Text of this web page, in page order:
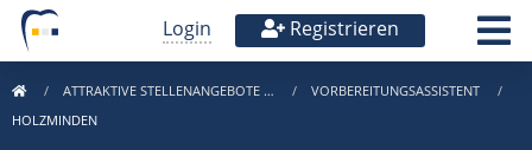
Login Registrieren
ATTRAKTIVE STELLENANGEBOTE …
VORBEREITUNGSASSISTENT
HOLZMINDEN